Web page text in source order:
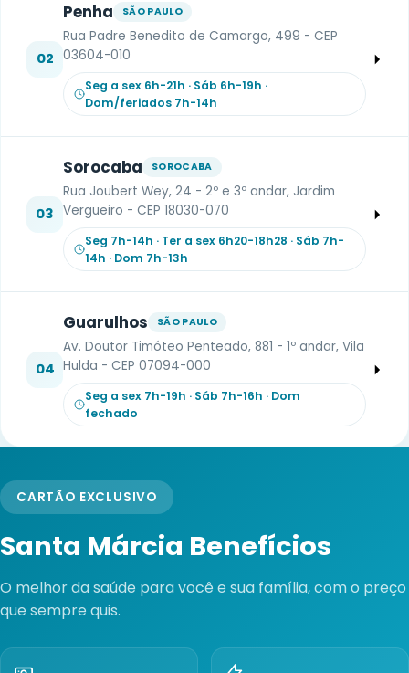
02
Penha SÃO PAULO
Rua Padre Benedito de Camargo, 499 - CEP
03604-010
Seg a sex 6h-21h · Sáb 6h-19h ·
Dom/feriados 7h-14h
03
Sorocaba SOROCABA
Rua Joubert Wey, 24 - 2º e 3º andar, Jardim
Vergueiro - CEP 18030-070
Seg 7h-14h · Ter a sex 6h20-18h28 · Sáb 7h-
14h · Dom 7h-13h
04
Guarulhos SÃO PAULO
Av. Doutor Timóteo Penteado, 881 - 1º andar, Vila
Hulda - CEP 07094-000
Seg a sex 7h-19h · Sáb 7h-16h · Dom
fechado
CARTÃO EXCLUSIVO
Santa Márcia Benefícios
O melhor da saúde para você e sua família, com o preço
que sempre quis.